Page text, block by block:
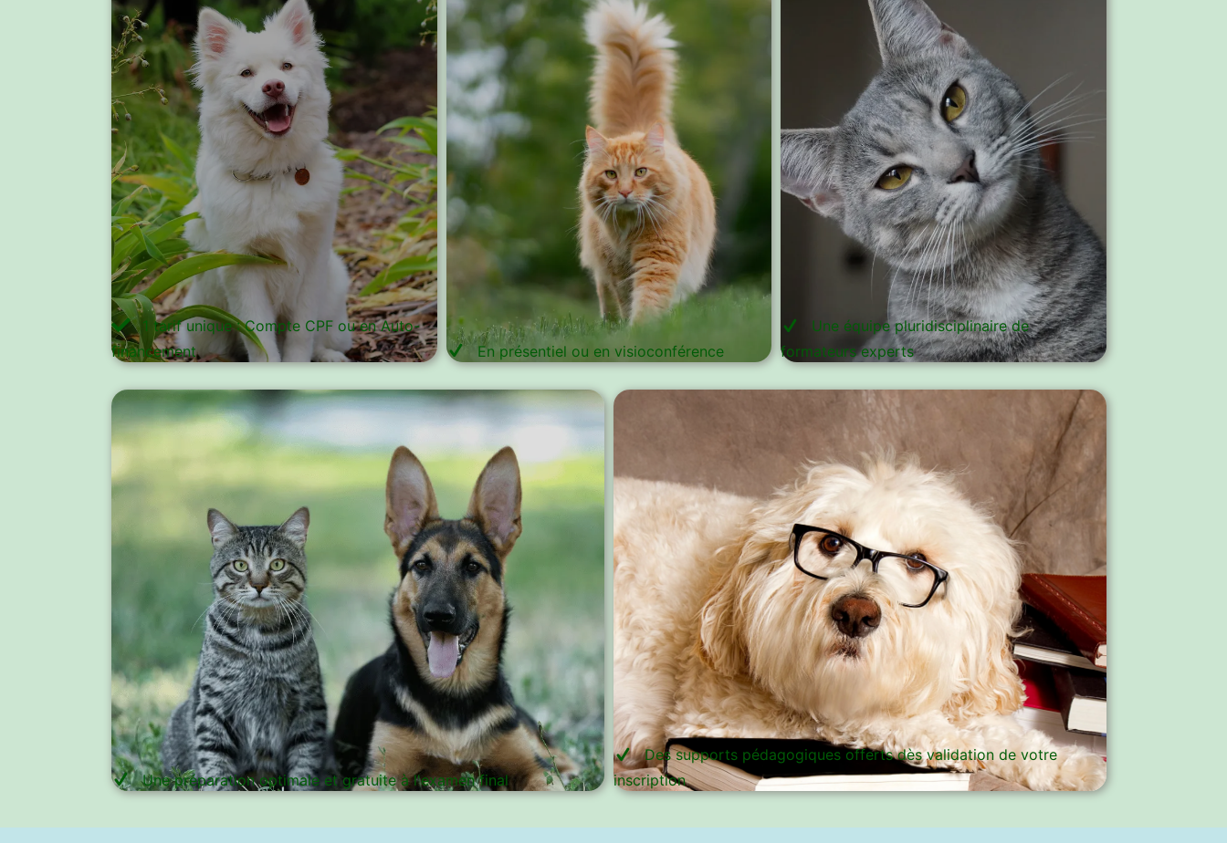
1 tarif unique : Compte CPF ou en Auto-
financement
En présentiel ou en visioconférence
Une équipe pluridisciplinaire de
formateurs experts
Une préparation optimale et gratuite à l'examen final
Des supports pédagogiques offerts dès validation de votre
inscription